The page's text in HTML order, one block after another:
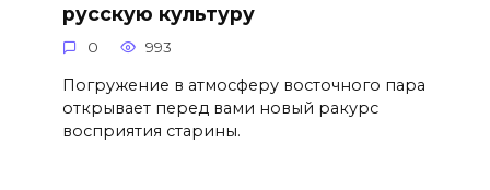
русскую культуру
0 993
Погружение в атмосферу восточного пара
открывает перед вами новый ракурс
восприятия старины.